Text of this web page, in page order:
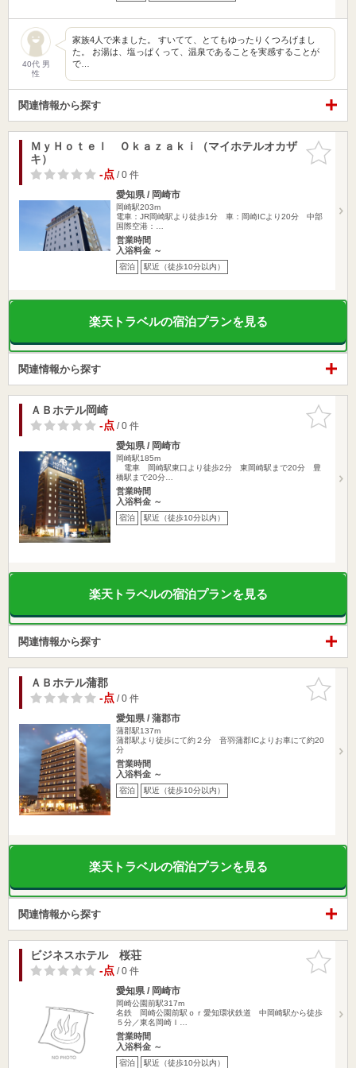
40代 男
性
家族4人で来ました。 すいてて、とてもゆったりくつろげまし
た。 お湯は、塩っぱくって、温泉であることを実感することが
で…
関連情報から探す
お気に入
りに追加
ＭｙＨｏｔｅｌ Ｏｋａｚａｋｉ（マイホテルオカザ
キ）
-点/ 0 件
愛知県 / 岡崎市
岡崎駅203m
電車：JR岡崎駅より徒歩1分 車：岡崎ICより20分 中部
国際空港：…
営業時間
入浴料金 ～
宿泊 駅近（徒歩10分以内）
楽天トラベルの宿泊プランを見る
関連情報から探す
お気に入
りに追加
ＡＢホテル岡崎
-点/ 0 件
愛知県 / 岡崎市
岡崎駅185m
電車 岡崎駅東口より徒歩2分 東岡崎駅まで20分 豊
橋駅まで20分…
営業時間
入浴料金 ～
宿泊 駅近（徒歩10分以内）
楽天トラベルの宿泊プランを見る
関連情報から探す
お気に入
りに追加
ＡＢホテル蒲郡
-点/ 0 件
愛知県 / 蒲郡市
蒲郡駅137m
蒲郡駅より徒歩にて約２分 音羽蒲郡ICよりお車にて約20
分
営業時間
入浴料金 ～
宿泊 駅近（徒歩10分以内）
楽天トラベルの宿泊プランを見る
関連情報から探す
お気に入
りに追加
ビジネスホテル 桜荘
-点/ 0 件
愛知県 / 岡崎市
岡崎公園前駅317m
名鉄 岡崎公園前駅ｏｒ愛知環状鉄道 中岡崎駅から徒歩
５分／東名岡崎Ｉ…
営業時間
入浴料金 ～
宿泊 駅近（徒歩10分以内）